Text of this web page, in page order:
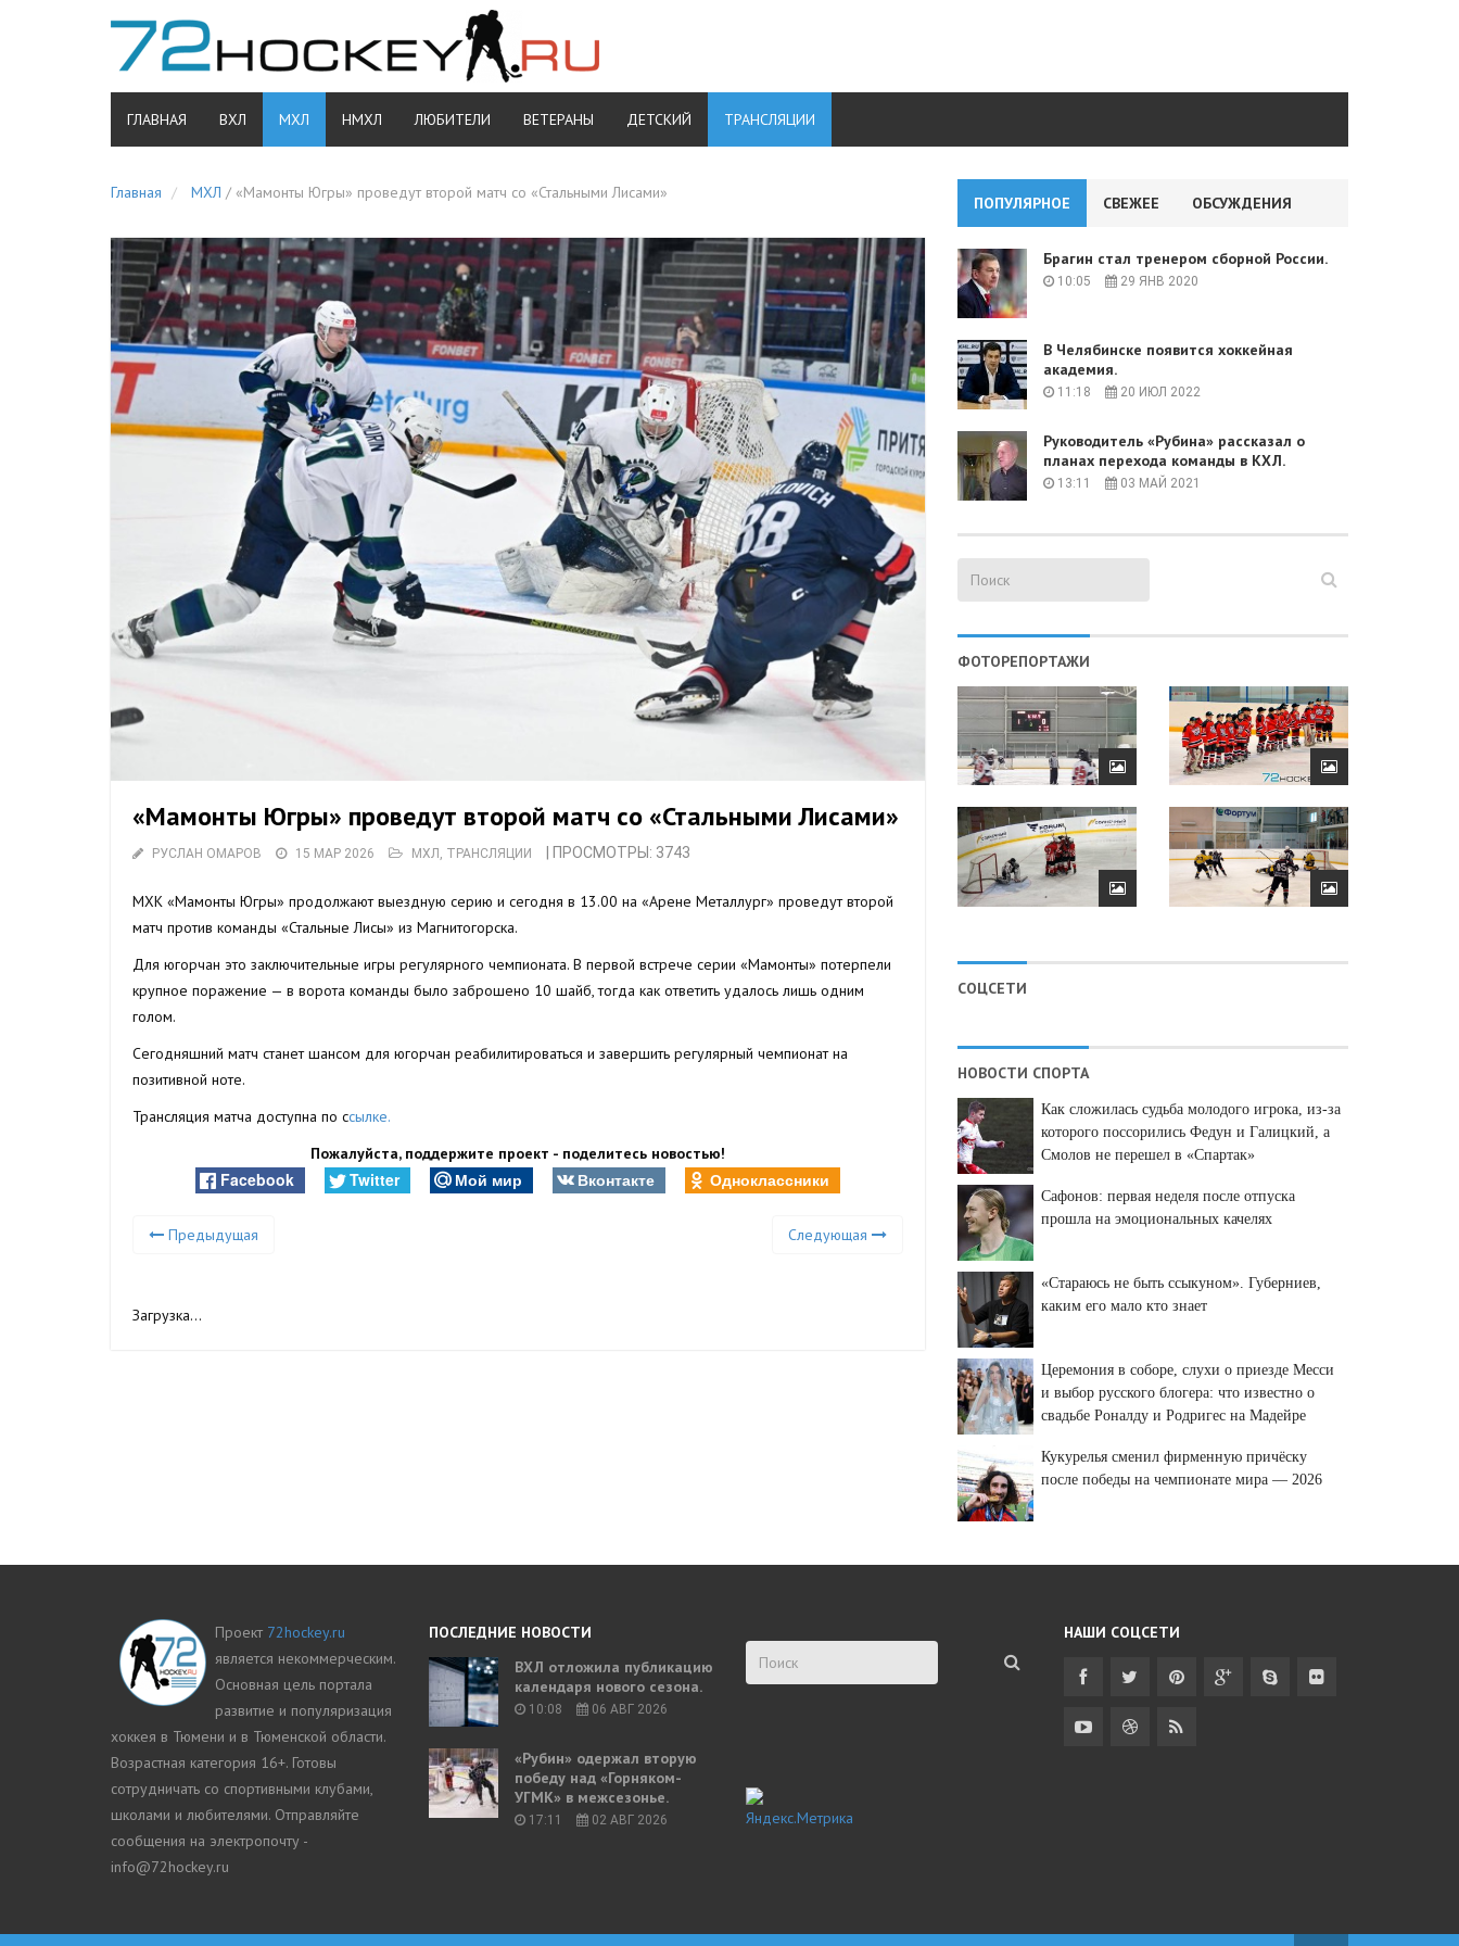
ГЛАВНАЯ ВХЛ МХЛ НМХЛ ЛЮБИТЕЛИ ВЕТЕРАНЫ ДЕТСКИЙ ТРАНСЛЯЦИИ
Главная МХЛ / «Мамонты Югры» проведут второй матч со «Стальными Лисами»
«Мамонты Югры» проведут второй матч со «Стальными Лисами»
РУСЛАН ОМАРОВ 15 МАР 2026 МХЛ ТРАНСЛЯЦИИ | ПРОСМОТРЫ: 3743
МХК «Мамонты Югры» продолжают выездную серию и сегодня в 13.00 на «Арене Металлург» проведут второй
матч против команды «Стальные Лисы» из Магнитогорска.
Для югорчан это заключительные игры регулярного чемпионата. В первой встрече серии «Мамонты» потерпели
крупное поражение — в ворота команды было заброшено 10 шайб, тогда как ответить удалось лишь одним
голом.
Сегодняшний матч станет шансом для югорчан реабилитироваться и завершить регулярный чемпионат на
позитивной ноте.
Трансляция матча доступна по ссылке.
Пожалуйста, поддержите проект - поделитесь новостью!
Facebook Twitter Мой мир Вконтакте Одноклассники
Предыдущая Следующая
Загрузка...
ПОПУЛЯРНОЕ СВЕЖЕЕ ОБСУЖДЕНИЯ
Брагин стал тренером сборной России.
10:05 29 ЯНВ 2020
В Челябинске появится хоккейная
академия.
11:18 20 ИЮЛ 2022
Руководитель «Рубина» рассказал о
планах перехода команды в КХЛ.
13:11 03 МАЙ 2021
ФОТОРЕПОРТАЖИ
СОЦСЕТИ
НОВОСТИ СПОРТА
Как сложилась судьба молодого игрока, из-за
которого поссорились Федун и Галицкий, а
Смолов не перешел в «Спартак»
Сафонов: первая неделя после отпуска
прошла на эмоциональных качелях
«Стараюсь не быть ссыкуном». Губерниев,
каким его мало кто знает
Церемония в соборе, слухи о приезде Месси
и выбор русского блогера: что известно о
свадьбе Роналду и Родригес на Мадейре
Кукурелья сменил фирменную причёску
после победы на чемпионате мира — 2026
Проект 72hockey.ru
является некоммерческим.
Основная цель портала
развитие и популяризация
хоккея в Тюмени и в Тюменской области.
Возрастная категория 16+. Готовы
сотрудничать со спортивными клубами,
школами и любителями. Отправляйте
сообщения на электропочту -
info@72hockey.ru
ПОСЛЕДНИЕ НОВОСТИ
ВХЛ отложила публикацию
календаря нового сезона.
10:08 06 АВГ 2026
«Рубин» одержал вторую
победу над «Горняком-
УГМК» в межсезонье.
17:11 02 АВГ 2026
НАШИ СОЦСЕТИ